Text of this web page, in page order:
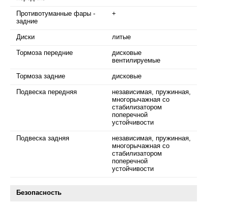
Противотуманные фары -
задние
+
Диски литые
Тормоза передние
дисковые
вентилируемые
Тормоза задние дисковые
Подвеска передняя
независимая, пружинная,
многорычажная со
стабилизатором
поперечной
устойчивости
Подвеска задняя
независимая, пружинная,
многорычажная со
стабилизатором
поперечной
устойчивости
Безопасность